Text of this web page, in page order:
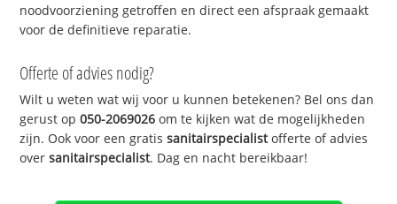
noodvoorziening getroffen en direct een afspraak gemaakt
voor de definitieve reparatie.
Offerte of advies nodig?
Wilt u weten wat wij voor u kunnen betekenen? Bel ons dan
gerust op050-2069026 om te kijken wat de mogelijkheden
zijn. Ook voor een gratissanitairspecialistofferte of advies
oversanitairspecialist. Dag en nacht bereikbaar!